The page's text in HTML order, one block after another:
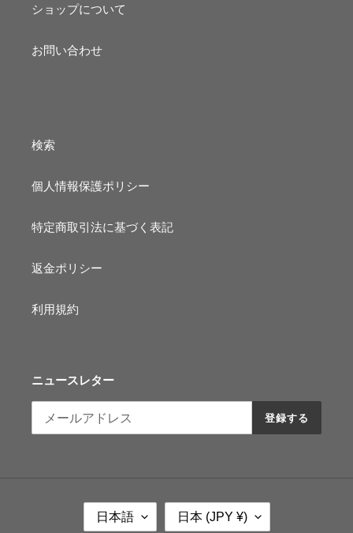
ショップについて
お問い合わせ
検索
個人情報保護ポリシー
特定商取引法に基づく表記
返金ポリシー
利用規約
ニュースレター
登録する
言
語
日本語
国日本 (JPY ¥)